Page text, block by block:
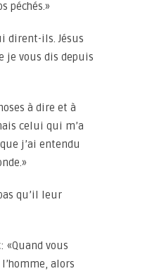
péchés.»
dirent-ils. Jésus
je vous dis depuis
à dire et à
celui qui m’a
j’ai entendu
qu’il leur
«Quand vous
alors